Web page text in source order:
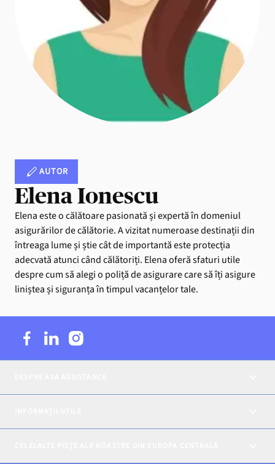
AUTOR
Elena Ionescu
Elena este o călătoare pasionată și expertă în domeniul
asigurărilor de călătorie. A vizitat numeroase destinații din
întreaga lume și știe cât de importantă este protecția
adecvată atunci când călătoriți. Elena oferă sfaturi utile
despre cum să alegi o poliță de asigurare care să îți asigure
liniștea și siguranța în timpul vacanțelor tale.